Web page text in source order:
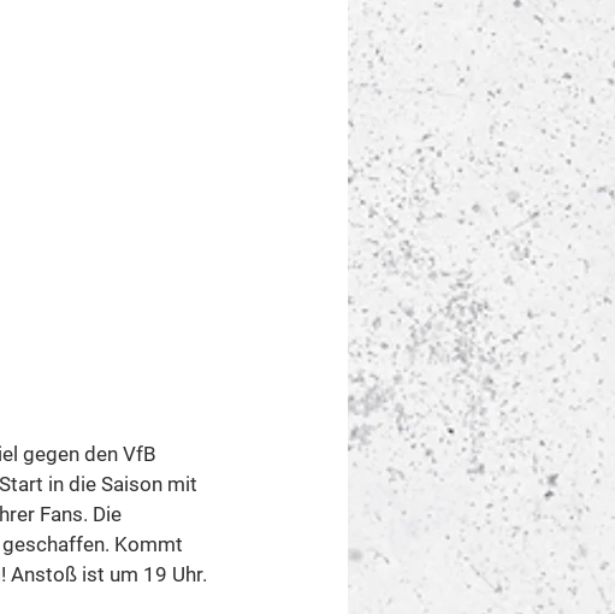
gegen den VfB
in die Saison mit
Fans. Die
Kommt
Anstoß ist um 19 Uhr.